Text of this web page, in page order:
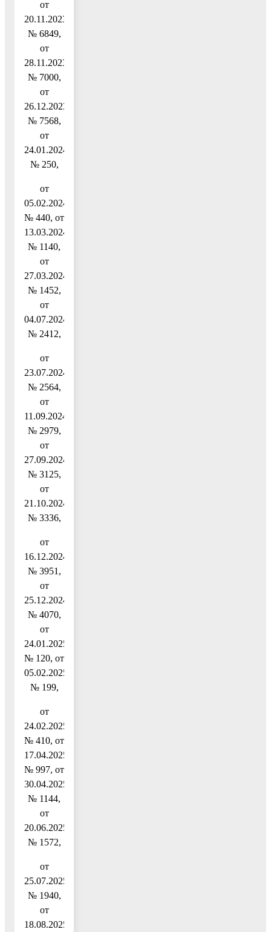
от
20.11.2023
№ 6849,
от
28.11.2023
№ 7000,
от
26.12.2023
№ 7568,
от
24.01.2024
№ 250,
от
05.02.2024
№ 440, от
13.03.2024
№ 1140,
от
27.03.2024
№ 1452,
от
04.07.2024
№ 2412,
от
23.07.2024
№ 2564,
от
11.09.2024
№ 2979,
от
27.09.2024
№ 3125,
от
21.10.2024
№ 3336,
от
16.12.2024
№ 3951,
от
25.12.2024
№ 4070,
от
24.01.2025
№ 120, от
05.02.2025
№ 199,
от
24.02.2025
№ 410, от
17.04.2025
№ 997, от
30.04.2025
№ 1144,
от
20.06.2025
№ 1572,
от
25.07.2025
№ 1940,
от
18.08.2025